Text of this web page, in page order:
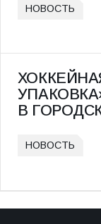
НОВОСТЬ
В
НОВОСТЬ